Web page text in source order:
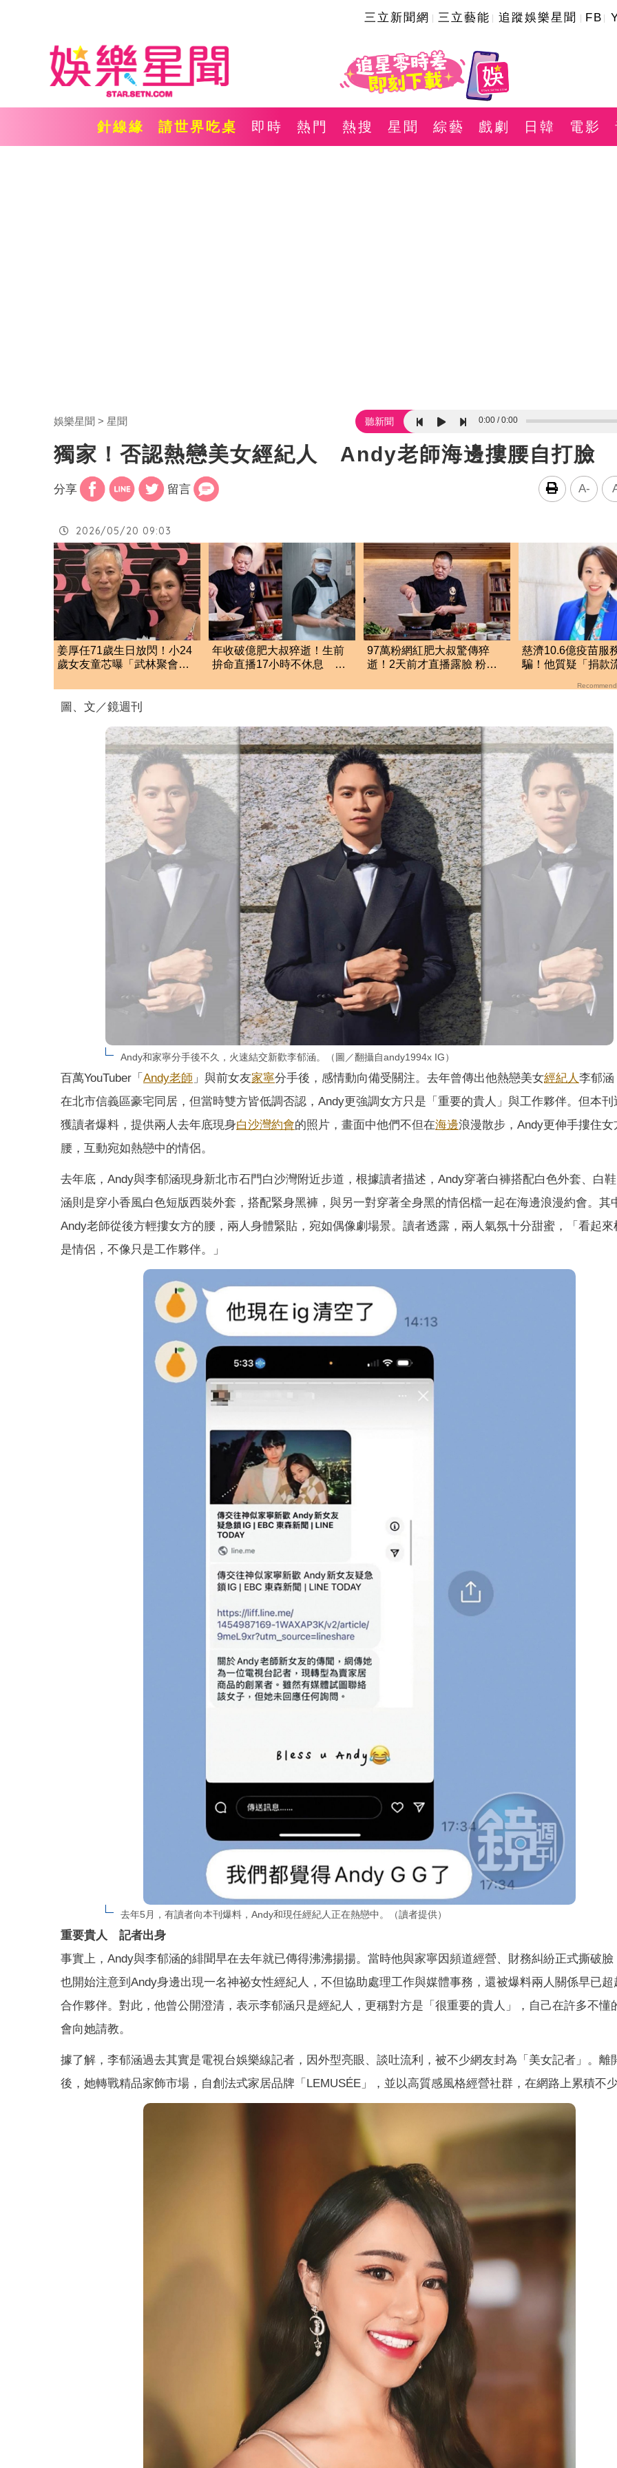
三立新聞網 三立藝能 追蹤娛樂星聞 FB
針線緣 請世界吃桌 即時 熱門 熱搜 星聞 綜藝 戲劇 日韓 電影
娛樂星聞 星聞 聽新聞 0:00 0:00
獨家！否認熱戀美女經紀人 Andy老師海邊摟腰自打臉
分享 留言 A-
2026/05/20 09:03
姜厚任71歲生日放閃！小24
歲女友童芯曝「武林聚會」
年收破億肥大叔猝逝！生前
拚命直播17小時不休息 健
97萬粉網紅肥大叔驚傳猝
逝！2天前才直播露臉 粉絲
慈濟10.6億疫苗服
騙！他質疑「捐款
圖、文／鏡週刊
Andy和家寧分手後不久，火速結交新歡李郁涵。（圖／翻攝自andy1994x IG）
百萬YouTuber「 Andy老師 」與前女友家寧分手後，感情動向備受關注。去年曾傳出他熱戀美女經紀人 李郁
在北市信義區豪宅同居，但當時雙方皆低調否認，Andy更強調女方只是「重要的貴人」與工作夥伴。但本刊
獲讀者爆料，提供兩人去年底現身白沙灣約會的照片，畫面中他們不但在海邊浪漫散步，Andy更伸手摟住女
腰，互動宛如熱戀中的情侶。
去年底，Andy與李郁涵現身新北市石門白沙灣附近步道，根據讀者描述，Andy穿著白褲搭配白色外套、白
涵則是穿小香風白色短版西裝外套，搭配緊身黑褲，與另一對穿著全身黑的情侶檔一起在海邊浪漫約會。其
Andy老師從後方輕摟女方的腰，兩人身體緊貼，宛如偶像劇場景。讀者透露，兩人氣氛十分甜蜜，「看起來
是情侶，不像只是工作夥伴。」
去年5月，有讀者向本刊爆料，Andy和現任經紀人正在熱戀中。（讀者提供）
重要貴人 記者出身
事實上，Andy與李郁涵的緋聞早在去年就已傳得沸沸揚揚。當時他與家寧因頻道經營、財務糾紛正式撕破臉
也開始注意到Andy身邊出現一名神祕女性經紀人，不但協助處理工作與媒體事務，還被爆料兩人關係早已超
合作夥伴。對此，他曾公開澄清，表示李郁涵只是經紀人，更稱對方是「很重要的貴人」，自己在許多不懂
會向她請教。
據了解，李郁涵過去其實是電視台娛樂線記者，因外型亮眼、談吐流利，被不少網友封為「美女記者」。離
後，她轉戰精品家飾市場，自創法式家居品牌「LEMUSÉE」，並以高質感風格經營社群，在網路上累積不